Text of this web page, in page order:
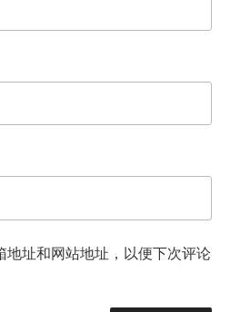
址和网站地址，以便下次评论